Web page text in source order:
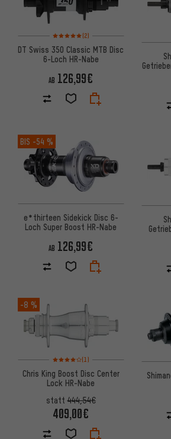
Bewertungen: 5 von 5 basierend auf 2
(2)
DT Swiss 350 Classic MTB Disc
6-Loch HR-Nabe
AB 126,99€
BIS -54 %
e*thirteen Sidekick Disc 6-
Loch Super Boost HR-Nabe
AB 126,99€
-8 %
Bewertungen: 4 von 5 basierend auf 1
(1)
Chris King Boost Disc Center
Lock HR-Nabe
statt444,54€
409,00€